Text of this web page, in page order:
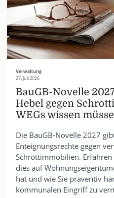
Verwaltung
27. Juli 2026
BauGB-Novelle
Hebel gegen
WEGs wissen
Die BauGB-Novelle 2027
Enteignungsrechte gegen
Schrottimmobilien.
dies auf
hat und wie Sie präventiv
kommunalen Eingriff zu